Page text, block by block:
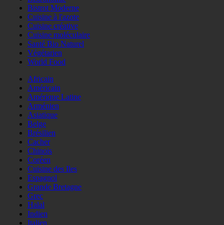
Bistrot Moderne
Cuisine à l'azote
Cuisine créative
Cuisine moléculaire
Santé Bio Naturel
Végétarien
World Food
Africain
Américain
Amérique Latine
Arménien
Asiatique
Belge
Brésilien
Cacher
Chinois
Coréen
Cuisine des Iles
Espagnol
Grande Bretagne
Grec
Halal
Indien
Italien